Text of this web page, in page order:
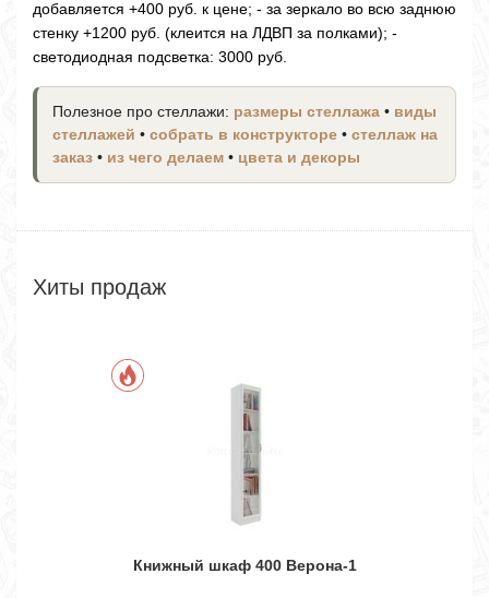
добавляется +400 руб. к цене; - за зеркало во всю заднюю
стенку +1200 руб. (клеится на ЛДВП за полками); -
светодиодная подсветка: 3000 руб.
Полезное про стеллажи: размеры стеллажа • виды
стеллажей • собрать в конструкторе • стеллаж на
заказ • из чего делаем • цвета и декоры
Хиты продаж
Книжный шкаф 400 Верона-1